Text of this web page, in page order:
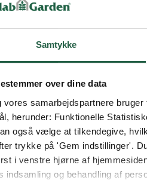
Samtykke
over dine data
vores samarbejdspartnere
herunder: Funktionelle
også vælge at tilkendegive,
trykke på 'Gem indstillinger'.
i venstre hjørne af
indsamling og behandling af